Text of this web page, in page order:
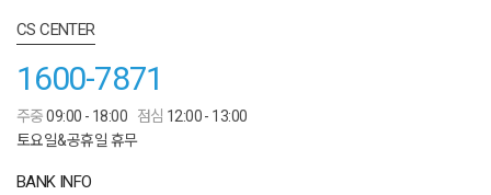
CS CENTER
1600-7871
주중09:00 - 18:00 점심 12:00 - 13:00
토요일&공휴일 휴무
BANK INFO